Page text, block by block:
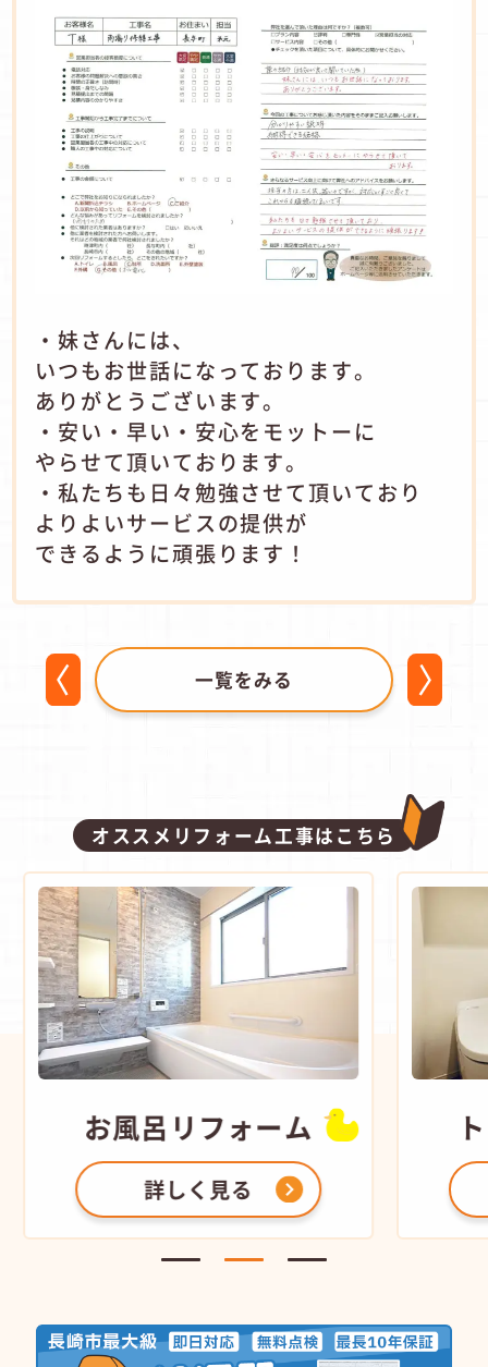
・妹さんには、
いつもお世話になっております。
ありがとうございます。
・安い・早い・安心をモットーに
やらせて頂いております。
・私たちも日々勉強させて頂いており
よりよいサービスの提供が
できるように頑張ります！
一覧をみる
オススメリフォーム工事はこちら
お風呂 リフォーム
詳しく見る